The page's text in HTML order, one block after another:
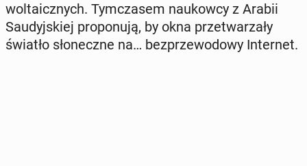
wol­ta­icz­nych. Tym­cza­sem na­ukow­cy z Arabii
Sau­dyj­skiej pro­po­nu­ją, by okna prze­twa­rza­ły
światło sło­necz­ne na… bez­prze­wo­do­wy In­ter­net.